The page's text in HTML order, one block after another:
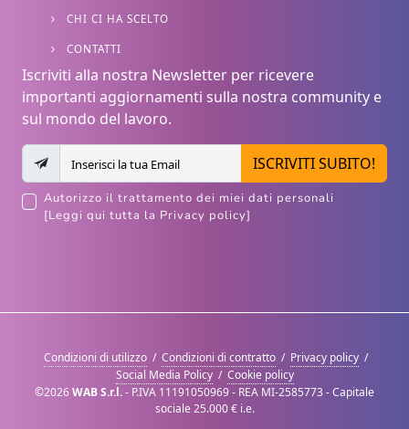
CHI CI HA SCELTO
CONTATTI
Iscriviti alla nostra Newsletter per ricevere
importanti aggiornamenti sulla nostra community e
sul mondo del lavoro.
ISCRIVITI SUBITO!
Autorizzo il trattamento dei miei dati personali
[Leggi qui tutta la Privacy policy]
Condizioni di utilizzo / Condizioni di contratto / Privacy policy /
Social Media Policy / Cookie policy
©2026WAB S.r.l.- P.IVA 11191050969 - REA MI-2585773 - Capitale
sociale 25.000 € i.e.